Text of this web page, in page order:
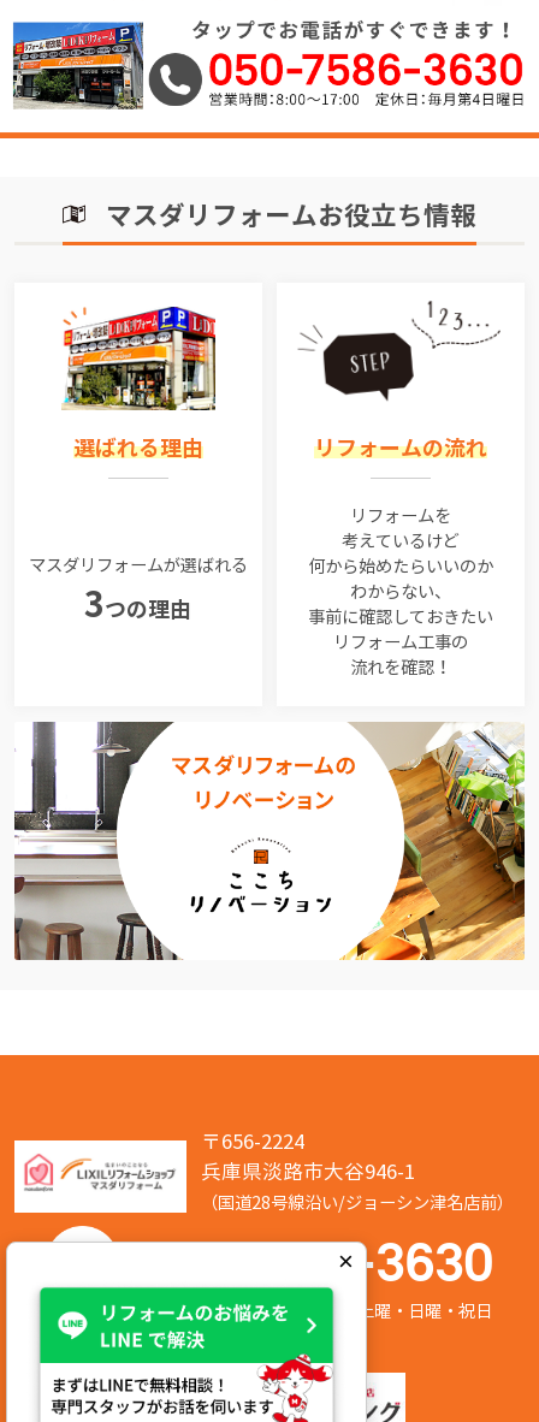
マスダリフォームお役立ち情報
選ばれる理由
マスダリフォームが選ばれる
3つの理由
リフォームの流れ
リフォームを
考えているけど
何から始めたらいいのか
わからない、
事前に確認しておきたい
リフォーム工事の
流れを確認！
〒656-2224
兵庫県淡路市大谷946-1
（国道28号線沿い/ジョーシン津名店前）
050-7586-3630
営業時間:8:00～17:00 定休日:第2/第4土曜・日曜・祝日
×